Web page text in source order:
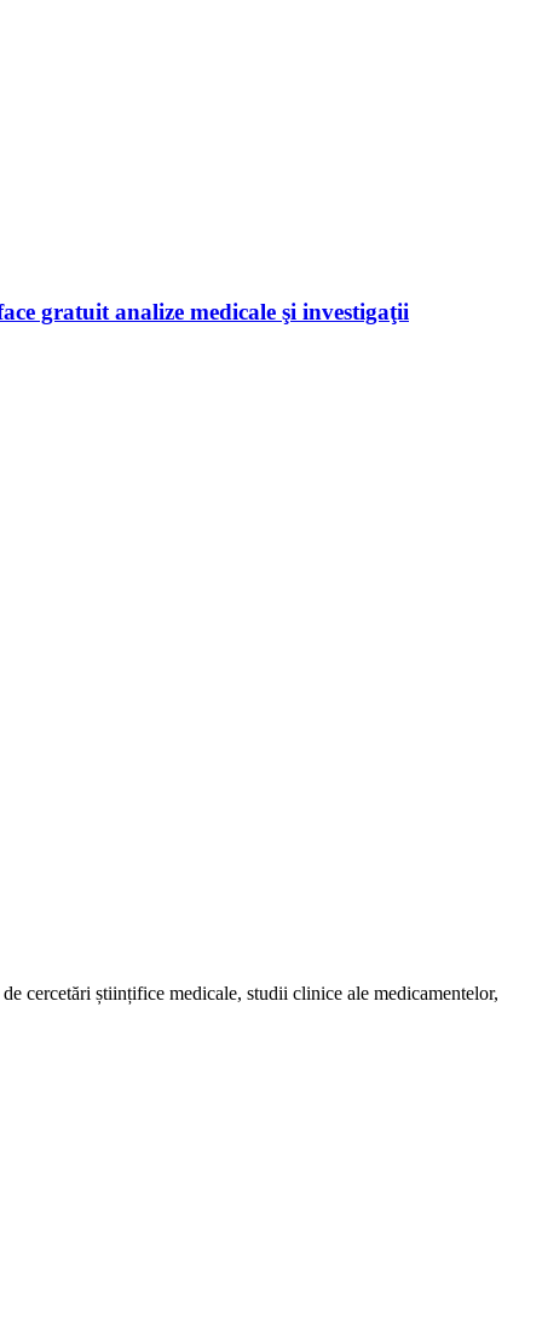
gratuit analize medicale şi investigaţii
cercetări științifice medicale, studii clinice ale medicamentelor,